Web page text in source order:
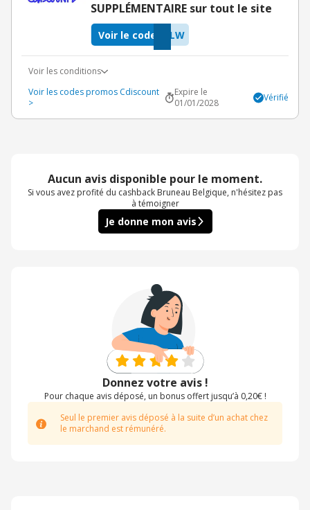
SUPPLÉMENTAIRE sur tout le site
SLW
Voir le code
Voir les conditions
Voir les codes promos Cdiscount
>
Expire le
01/01/2028
Vérifié
Aucun avis disponible pour le moment.
Si vous avez profité du cashback Bruneau Belgique, n'hésitez pas
à témoigner
Je donne mon avis
Donnez votre avis !
Pour chaque avis déposé, un bonus offert jusqu’à 0,20€ !
Seul le premier avis déposé à la suite d’un achat chez
le marchand est rémunéré.